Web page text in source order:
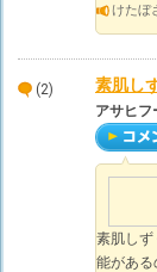
けたぼ
(2) 素肌し
アサヒフ
素肌しず
能がある